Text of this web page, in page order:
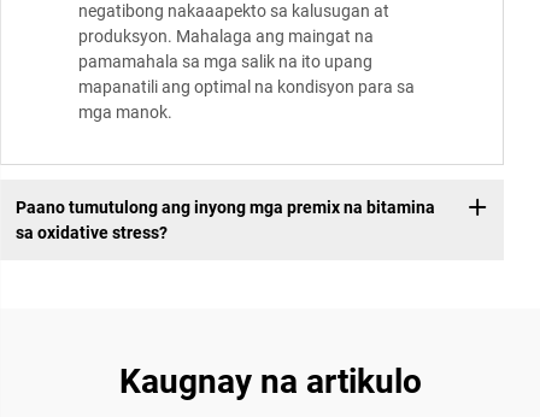
negatibong nakaaapekto sa kalusugan at
produksyon. Mahalaga ang maingat na
pamamahala sa mga salik na ito upang
mapanatili ang optimal na kondisyon para sa
mga manok.
Paano tumutulong ang inyong mga premix na bitamina
sa oxidative stress?
Kaugnay na artikulo